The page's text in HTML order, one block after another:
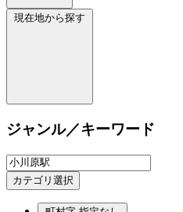
現在地から探す
ジャンル／キーワード
カテゴリ選択